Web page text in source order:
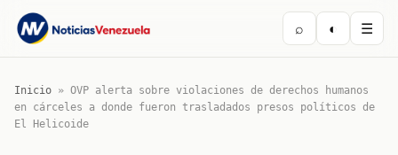
⌕ ◐ ☰
Inicio » OVP alerta sobre violaciones de derechos humanos
en cárceles a donde fueron trasladados presos políticos de
El Helicoide